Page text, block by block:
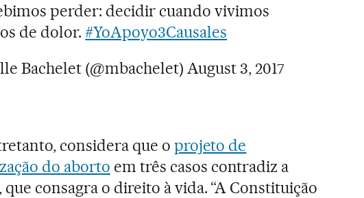
perder: decidir cuando vivimos
de dolor. #YoApoyo3Causales
Bachelet (@mbachelet)August 3, 2017
considera que o projeto de
do aborto em três casos contradiz a
consagra o direito à vida. “A Constituição